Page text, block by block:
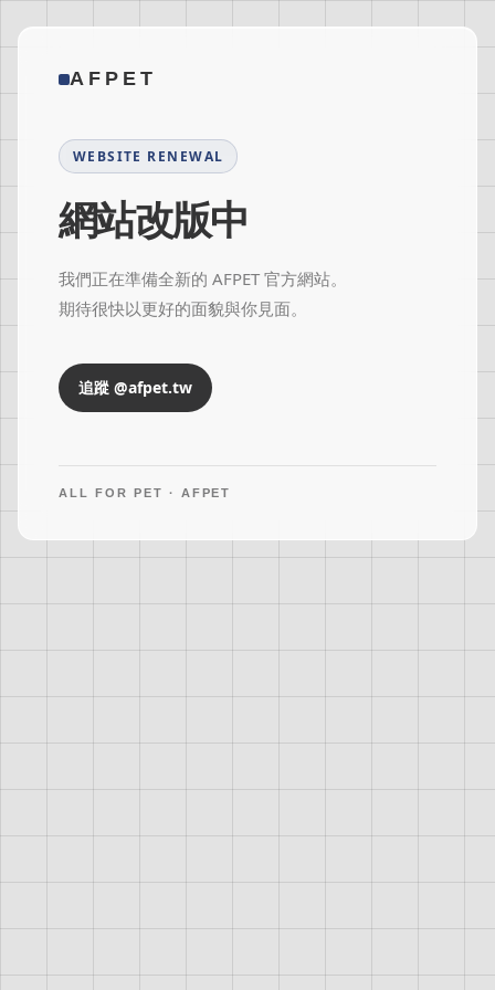
AFPET
WEBSITE RENEWAL
網站改版中
我們正在準備全新的 AFPET 官方網站。
期待很快以更好的面貌與你見面。
追蹤 @afpet.tw
ALL FOR PET · AFPET